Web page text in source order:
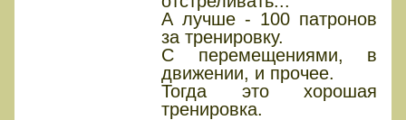
А лучше - 100 патронов
за тренировку.
С перемещениями, в
движении, и прочее.
Тогда это хорошая
тренировка.